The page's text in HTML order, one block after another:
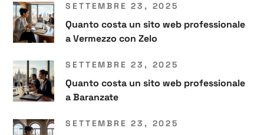
SETTEMBRE 23, 2025
Quanto costa un sito web professionale
a Vermezzo con Zelo
SETTEMBRE 23, 2025
Quanto costa un sito web professionale
a Baranzate
SETTEMBRE 23, 2025